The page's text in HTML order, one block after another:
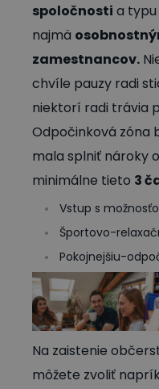
spoločnosti a typu
najmä
zamestnancov.
chvíle pauzy radi
niektorí radi trávia
Odpočinková zóna
mala splniť nároky
minimálne tieto 3
Vstup s
Športovo-
Pokojnejšiu-
Na zaistenie
môžete zvoliť